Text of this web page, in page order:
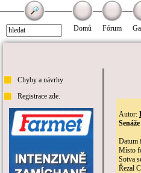
Domů Fórum
Chyby a návrhy
Registrace zde.
Autor:
Datum
Místo
Sotva
Řezal